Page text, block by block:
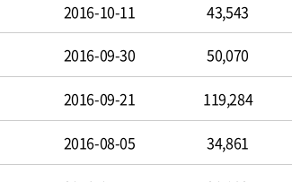
2016-10-11
43,543
2016-09-30 50,070
2016-09-21 119,284
2016-08-05 34,861